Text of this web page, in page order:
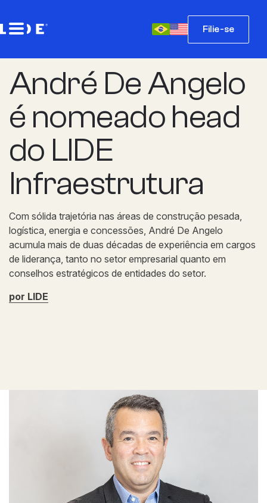
Filie-se
André De Angelo
é nomeado head
do LIDE
Infraestrutura
Com sólida trajetória nas áreas de construção pesada,
logística, energia e concessões, André De Angelo
acumula mais de duas décadas de experiência em cargos
de liderança, tanto no setor empresarial quanto em
conselhos estratégicos de entidades do setor.
por LIDE